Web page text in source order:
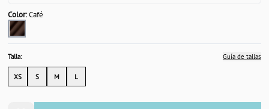
Color:Café
Talla: Guía de tallas
XS S M L